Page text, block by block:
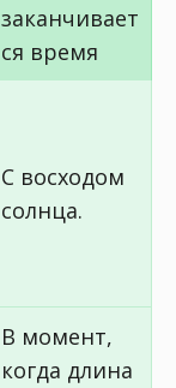
заканчивает
ся время
С восходом
солнца.
В момент,
когда длина